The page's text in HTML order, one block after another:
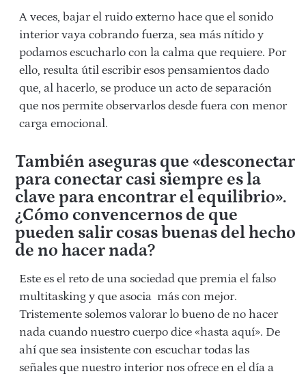
A veces, bajar el ruido externo hace que el sonido
interior vaya cobrando fuerza, sea más nítido y
podamos escucharlo con la calma que requiere. Por
ello, resulta útil escribir esos pensamientos dado
que, al hacerlo, se produce un acto de separación
que nos permite observarlos desde fuera con menor
carga emocional.
También aseguras que «desconectar
para conectar casi siempre es la
clave para encontrar el equilibrio».
¿Cómo convencernos de que
pueden salir cosas buenas del hecho
de no hacer nada?
Este es el reto de una sociedad que premia el falso
multitasking y que asocia más con mejor.
Tristemente solemos valorar lo bueno de no hacer
nada cuando nuestro cuerpo dice «hasta aquí». De
ahí que sea insistente con escuchar todas las
señales que nuestro interior nos ofrece en el día a